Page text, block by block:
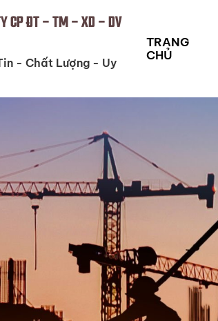
CP ĐT - TM - XD - DV
- Chất Lượng - Uy
TRANG
CHỦ